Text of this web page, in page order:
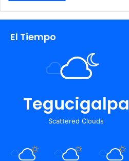
El Tiempo
Tegucigalpa
Scattered Clouds